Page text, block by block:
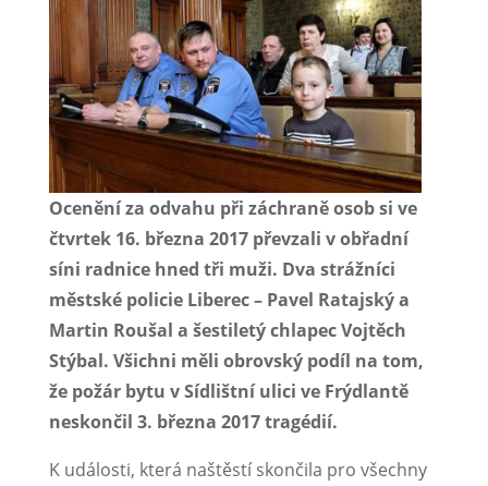
Ocenění za odvahu při záchraně osob si ve
čtvrtek 16. března 2017 převzali v obřadní
síni radnice hned tři muži. Dva strážníci
městské policie Liberec – Pavel Ratajský a
Martin Roušal a šestiletý chlapec Vojtěch
Stýbal. Všichni měli obrovský podíl na tom,
že požár bytu v Sídlištní ulici ve Frýdlantě
neskončil 3. března 2017 tragédií.
K události, která naštěstí skončila pro všechny